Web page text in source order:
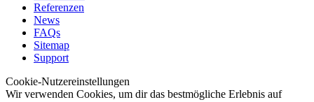
Referenzen
News
FAQs
Sitemap
Support
Cookie-Nutzereinstellungen
Wir verwenden Cookies, um dir das bestmögliche Erlebnis auf